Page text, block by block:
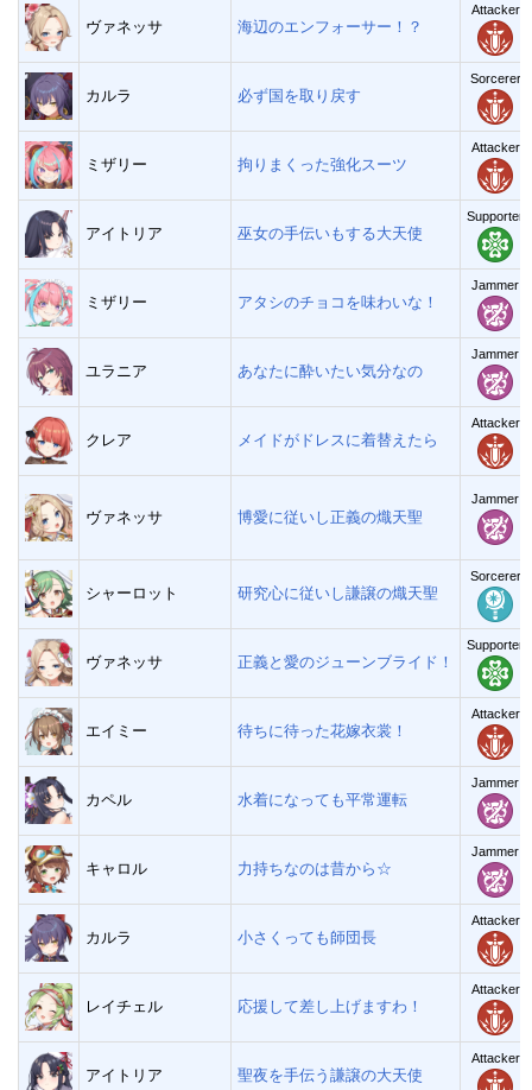
ヴァネッサ 海辺のエンフォーサー！？
Attacker
カルラ 必ず国を取り戻す
Sorcerer
ミザリー 拘りまくった強化スーツ
Attacker
アイトリア 巫女の手伝いもする大天使
Supporter
ミザリー アタシのチョコを味わいな！
Jammer
ユラニア あなたに酔いたい気分なの
Jammer
クレア メイドがドレスに着替えたら
Attacker
ヴァネッサ 博愛に従いし正義の熾天聖
Jammer
シャーロット 研究心に従いし謙譲の熾天聖
Sorcerer
ヴァネッサ 正義と愛のジューンブライド！
Supporter
エイミー 待ちに待った花嫁衣裳！
Attacker
カペル 水着になっても平常運転
Jammer
キャロル 力持ちなのは昔から☆
Jammer
カルラ 小さくっても師団長
Attacker
レイチェル 応援して差し上げますわ！
Attacker
アイトリア 聖夜を手伝う謙譲の大天使
Attacker